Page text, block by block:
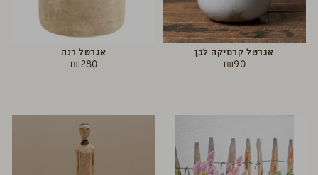
אגרטל קרמיקה לבן
₪90
אגרטל רנה
₪280